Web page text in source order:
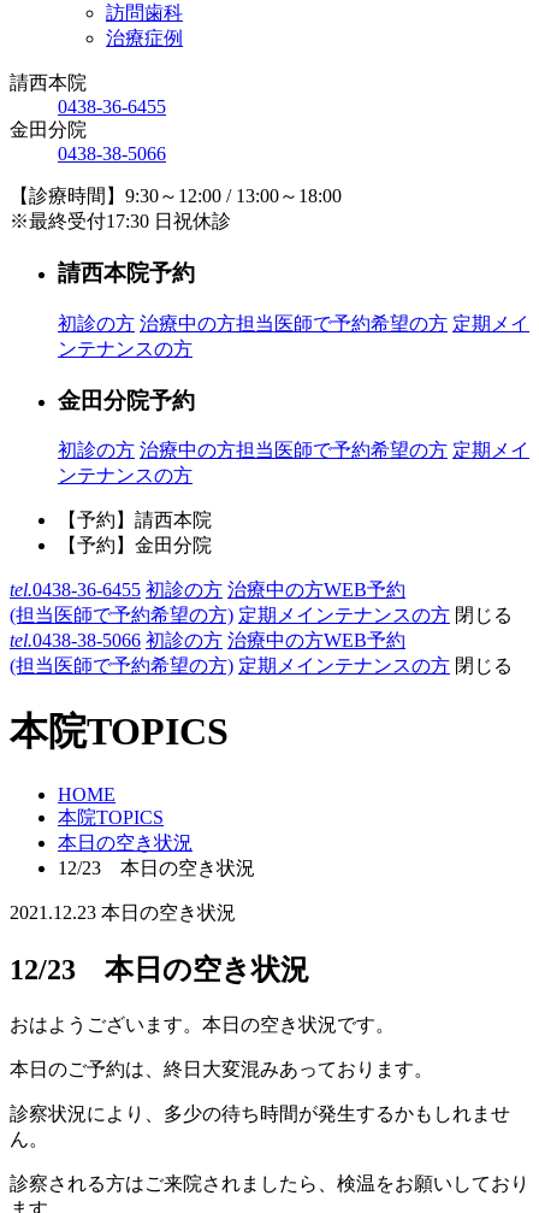
訪問歯科
治療症例
請西本院
0438-36-6455
金田分院
0438-38-5066
【診療時間】9:30～12:00 / 13:00～18:00
※最終受付17:30 日祝休診
請西本院予約
初診の方 治療中の方担当医師で予約希望の方 定期メイ
ンテナンスの方
金田分院予約
初診の方 治療中の方担当医師で予約希望の方 定期メイ
ンテナンスの方
【予約】請西本院
【予約】金田分院
tel.0438-36-6455 初診の方 治療中の方WEB予約
(担当医師で予約希望の方) 定期メインテナンスの方 閉じる
tel.0438-38-5066 初診の方 治療中の方WEB予約
(担当医師で予約希望の方) 定期メインテナンスの方 閉じる
本院TOPICS
HOME
本院TOPICS
本日の空き状況
12/23 本日の空き状況
2021.12.23 本日の空き状況
12/23 本日の空き状況
おはようございます。本日の空き状況です。
本日のご予約は、終日大変混みあっております。
診察状況により、多少の待ち時間が発生するかもしれませ
ん。
診察される方はご来院されましたら、検温をお願いしており
ます。